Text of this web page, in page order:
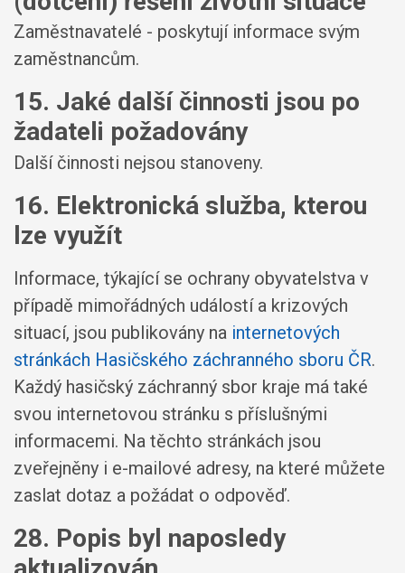
Zaměstnavatelé - poskytují informace svým
zaměstnancům.
15. Jaké další činnosti jsou po
žadateli požadovány
Další činnosti nejsou stanoveny.
16. Elektronická služba, kterou
lze využít
Informace, týkající se ochrany obyvatelstva v
případě mimořádných událostí a krizových
situací, jsou publikovány na internetových
stránkách Hasičského záchranného sboru ČR.
Každý hasičský záchranný sbor kraje má také
svou internetovou stránku s příslušnými
informacemi. Na těchto stránkách jsou
zveřejněny i e-mailové adresy, na které můžete
zaslat dotaz a požádat o odpověď.
28. Popis byl naposledy